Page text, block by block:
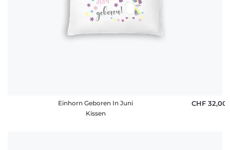
Einhorn Geboren In Juni
Kissen
CHF 32,00